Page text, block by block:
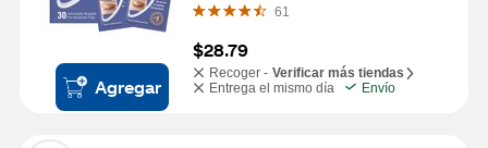
Agregar
61
$28.79
Recoger - Verificar más tiendas
Entrega el mismo día
Envío